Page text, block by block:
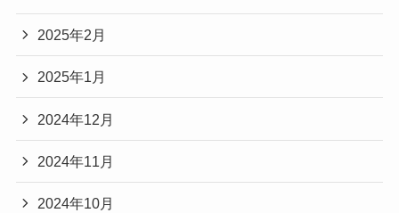
2025年2月
2025年1月
2024年12月
2024年11月
2024年10月